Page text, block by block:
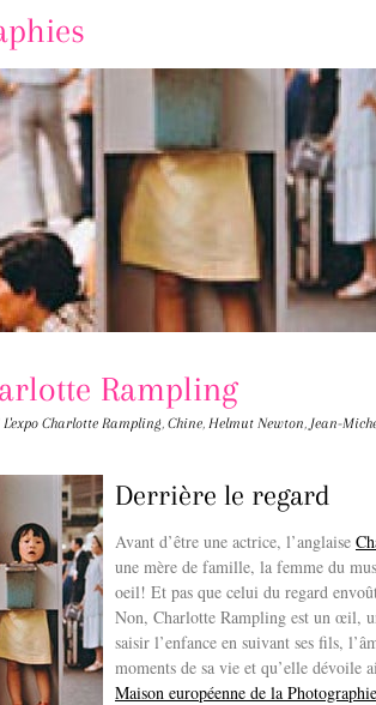
Rampling
L'expo Charlotte Rampling, Chine, Helmut Newton, Jean-
Derrière le regard
Avant d’être une actrice, l’anglaise
une mère de famille, la femme du
oeil! Et pas que celui du regard
Non, Charlotte Rampling est un œil,
saisir l’enfance en suivant ses fils,
moments de sa vie et qu’elle dévoile
Maison européenne de la Photographie